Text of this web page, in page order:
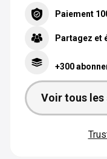
Paiement
Partagez et
+300
Voir tous les